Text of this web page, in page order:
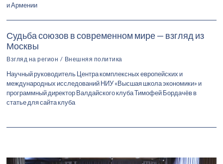
и Армении
Судьба союзов в современном мире — взгляд из
Москвы
Взгляд на регион / Внешняя политика
Научный руководитель Центра комплексных европейских и
международных исследований НИУ «Высшая школа экономики» и
программный директор Валдайского клуба Тимофей Бордачёв в
статье для сайта клуба